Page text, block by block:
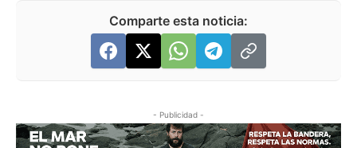
Comparte esta noticia:
- Publicidad -